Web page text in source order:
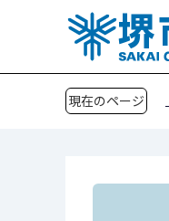
現在のページ